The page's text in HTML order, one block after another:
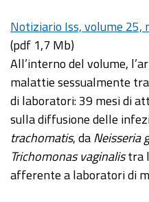
Notiziario Iss, volume
(pdf 1,7 Mb)
All’interno del volume,
malattie sessualmente
di laboratori: 39 mesi di
sulla diffusione delle
trachomatis, daNeisseria
Trichomonas vaginalistra
afferente a laboratori di